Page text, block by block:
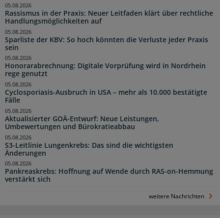
Rassismus in der Praxis: Neuer Leitfaden klärt über rechtliche
Handlungsmöglichkeiten auf
05.08.2026
Sparliste der KBV: So hoch könnten die Verluste jeder Praxis
sein
05.08.2026
Honorarabrechnung: Digitale Vorprüfung wird in Nordrhein
rege genutzt
05.08.2026
Cyclosporiasis-Ausbruch in USA – mehr als 10.000 bestätigte
Fälle
05.08.2026
Aktualisierter GOÄ-Entwurf: Neue Leistungen,
Umbewertungen und Bürokratieabbau
05.08.2026
S3-Leitlinie Lungenkrebs: Das sind die wichtigsten
Änderungen
05.08.2026
Pankreaskrebs: Hoffnung auf Wende durch RAS-on-Hemmung
verstärkt sich
05.08.2026
weitere Nachrichten